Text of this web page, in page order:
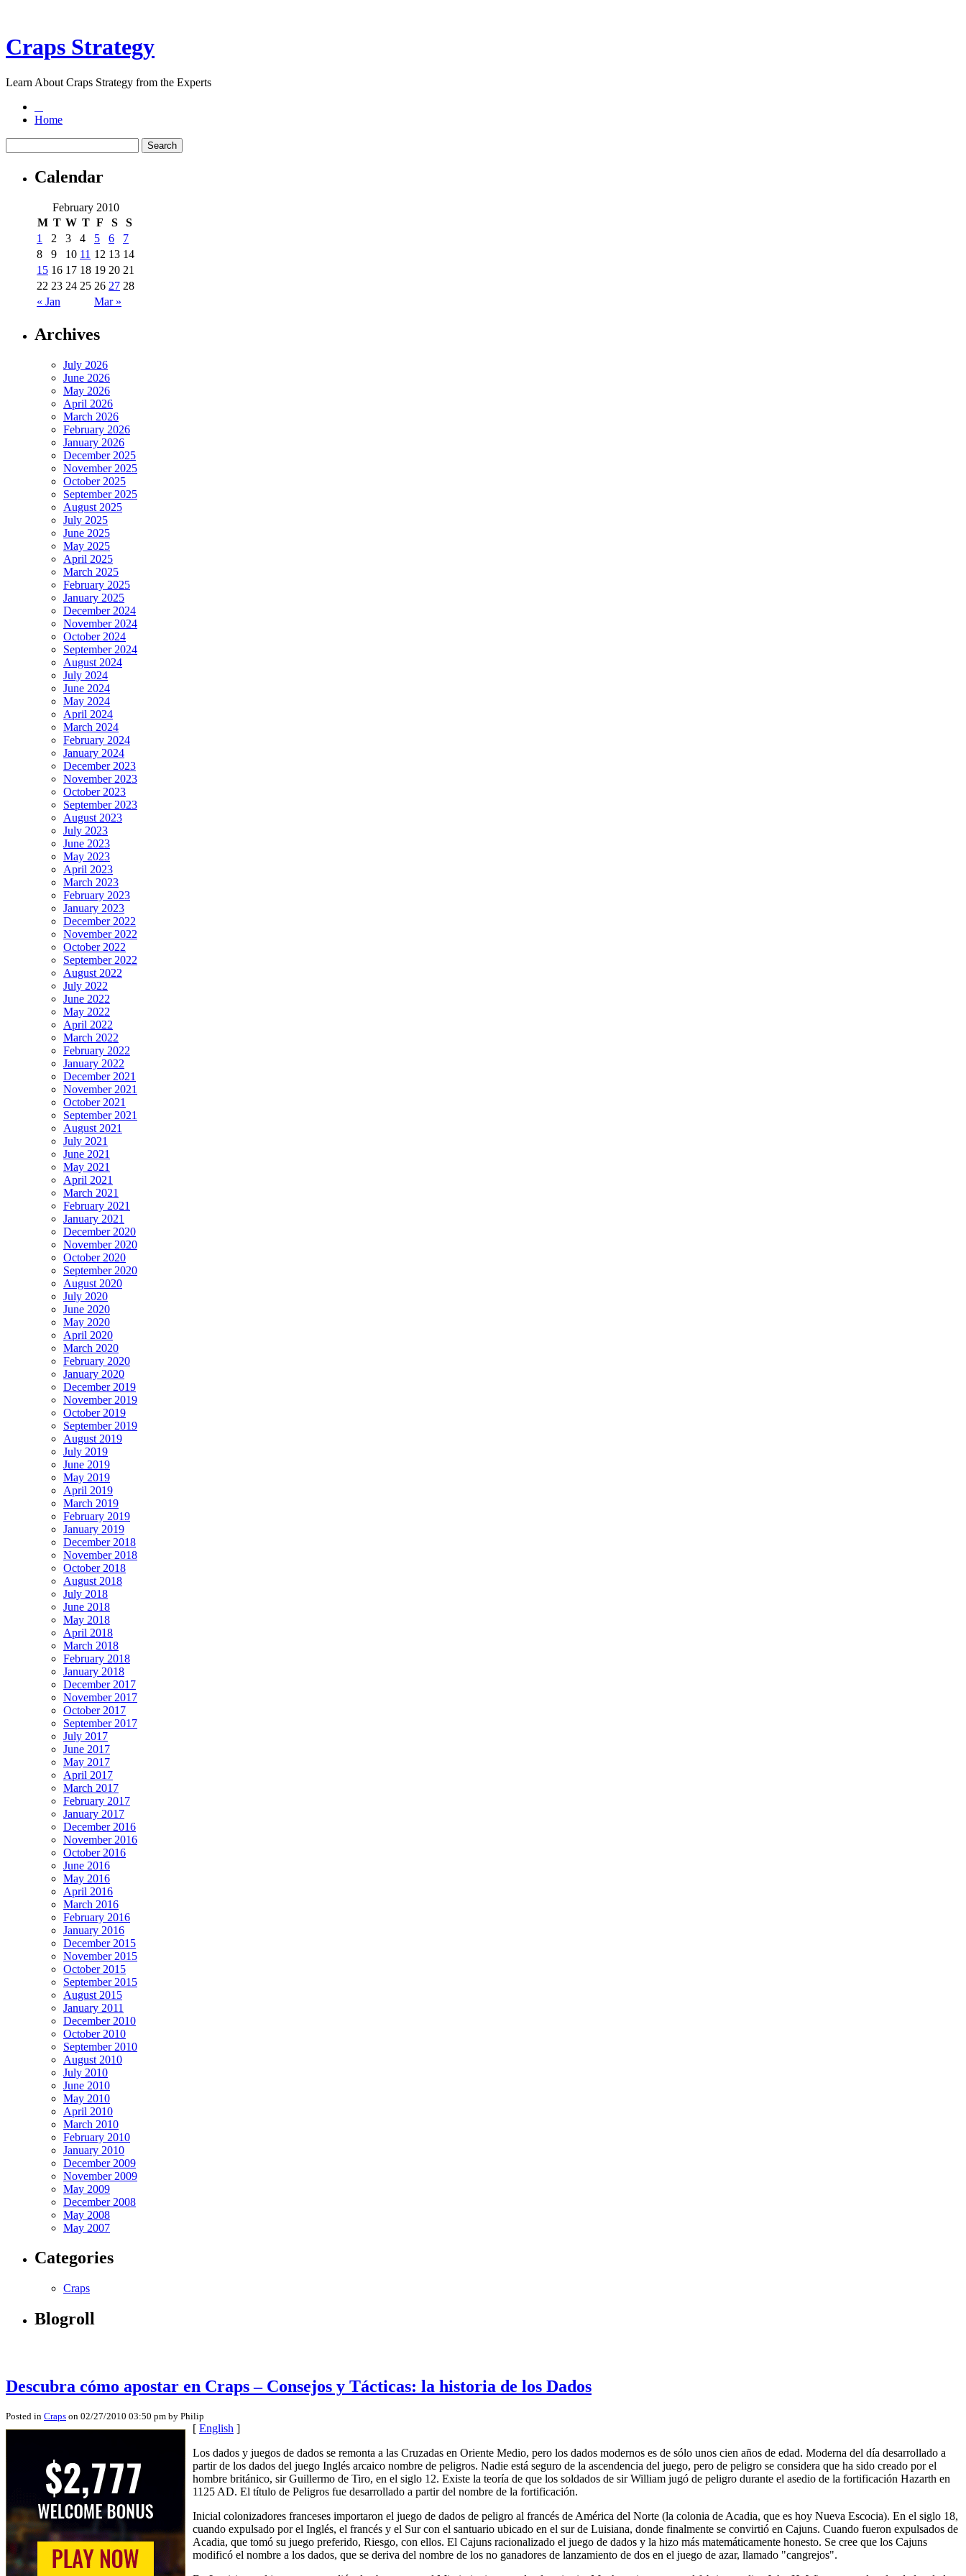
Craps Strategy
Learn About Craps Strategy from the Experts
Home
Calendar
February 2010
M T W T F S S
« Jan Mar »
1 2 3 4 5 6
7
8
9 10 11 12 13 14
15 16 17 18 19 20 21
22 23 24 25 26 27 28
Archives
July 2026
June 2026
May 2026
April 2026
March 2026
February 2026
January 2026
December 2025
November 2025
October 2025
September 2025
August 2025
July 2025
June 2025
May 2025
April 2025
March 2025
February 2025
January 2025
December 2024
November 2024
October 2024
September 2024
August 2024
July 2024
June 2024
May 2024
April 2024
March 2024
February 2024
January 2024
December 2023
November 2023
October 2023
September 2023
August 2023
July 2023
June 2023
May 2023
April 2023
March 2023
February 2023
January 2023
December 2022
November 2022
October 2022
September 2022
August 2022
July 2022
June 2022
May 2022
April 2022
March 2022
February 2022
January 2022
December 2021
November 2021
October 2021
September 2021
August 2021
July 2021
June 2021
May 2021
April 2021
March 2021
February 2021
January 2021
December 2020
November 2020
October 2020
September 2020
August 2020
July 2020
June 2020
May 2020
April 2020
March 2020
February 2020
January 2020
December 2019
November 2019
October 2019
September 2019
August 2019
July 2019
June 2019
May 2019
April 2019
March 2019
February 2019
January 2019
December 2018
November 2018
October 2018
August 2018
July 2018
June 2018
May 2018
April 2018
March 2018
February 2018
January 2018
December 2017
November 2017
October 2017
September 2017
July 2017
June 2017
May 2017
April 2017
March 2017
February 2017
January 2017
December 2016
November 2016
October 2016
June 2016
May 2016
April 2016
March 2016
February 2016
January 2016
December 2015
November 2015
October 2015
September 2015
August 2015
January 2011
December 2010
October 2010
September 2010
August 2010
July 2010
June 2010
May 2010
April 2010
March 2010
February 2010
January 2010
December 2009
November 2009
May 2009
December 2008
May 2008
May 2007
Categories
Craps
Blogroll
Descubra cómo apostar en Craps – Consejos y Tácticas: la historia de los Dados
Posted in Craps on 02/27/2010 03:50 pm by Philip
[ English ]
Los dados y juegos de dados se remonta a las Cruzadas en Oriente Medio, pero los dados modernos es de sólo unos cien años de edad. Moderna del día desarrollado a
partir de los dados del juego Inglés arcaico nombre de peligros. Nadie está seguro de la ascendencia del juego, pero de peligro se considera que ha sido creado por el
hombre británico, sir Guillermo de Tiro, en el siglo 12. Existe la teoría de que los soldados de sir William jugó de peligro durante el asedio de la fortificación Hazarth en
1125 AD. El título de Peligros fue desarrollado a partir del nombre de la fortificación.
Inicial colonizadores franceses importaron el juego de dados de peligro al francés de América del Norte (la colonia de Acadia, que es hoy Nueva Escocia). En el siglo 18,
cuando expulsado por el Inglés, el francés y el Sur con el santuario ubicado en el sur de Luisiana, donde finalmente se convirtió en Cajuns. Cuando fueron expulsados de
Acadia, que tomó su juego preferido, Riesgo, con ellos. El Cajuns racionalizado el juego de dados y la hizo más matemáticamente honesto. Se cree que los Cajuns
modificó el nombre a los dados, que se deriva del nombre de los no ganadores de lanzamiento de dos en el juego de azar, llamado "cangrejos".